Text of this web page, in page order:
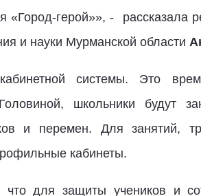
«Город-герой»», - рассказала
и науки Мурманской области
системы. Это
школьники будут
и перемен. Для занятий,
кабинеты.
для защиты учеников и